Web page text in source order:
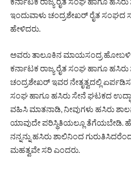
ಇಂದುವಾಳು ಚಂದ್ರಶೇಖರ್ ರೈತ ಸಂಘದ
ಹೇಳಿದರು.
ಅವರು ತಾಲೂಕಿನ ಮಾಯಸಂದ್ರ ಹೋಬಳಿ
ಕರ್ನಾಟಕ ರಾಜ್ಯ ರೈತ ಸಂಘ ಹಾಗೂ ಹಸಿರು
ಚಂದ್ರಶೇಖರ್ ಇವರ ನೇತೃತ್ವದಲ್ಲಿ
ಸಂಘ ಹಾಗೂ ಹಸಿರು ಸೇನೆ ಘಟಕದ
ವಹಿಸಿ ಮಾತನಾಡಿ, ನೀವುಗಳು ಹಸಿರು
ಯಾವುದೇ ಪರಿಸ್ಥಿತಿಯಲ್ಲೂ ತೆಗೆಯಬೇಡಿ.
ನನ್ನನ್ನು ಹಸಿರು ಶಾಲಿನಿಂದ
ಮಹತ್ವವೇ ಸರಿ ಎಂದರು.